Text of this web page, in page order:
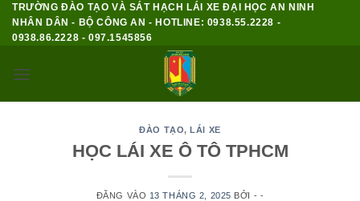
Bỏ
qua
dung
TRƯỜNG ĐÀO TẠO VÀ SÁT HẠCH LÁI XE ĐẠI HỌC AN NINH
NHÂN DÂN - BỘ CÔNG AN - HOTLINE: 0938.55.2228 -
0938.86.2228 - 097.1545856
ĐÀO TẠO,LÁI XE
HỌC LÁI XE Ô TÔ TPHCM
ĐĂNG VÀO 13 THÁNG 2, 2025 BỞI - -